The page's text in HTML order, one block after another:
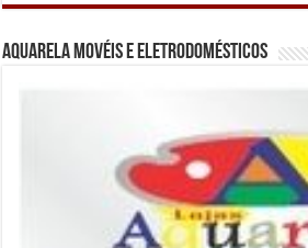
Aquarela Movéis e Eletrodomésticos